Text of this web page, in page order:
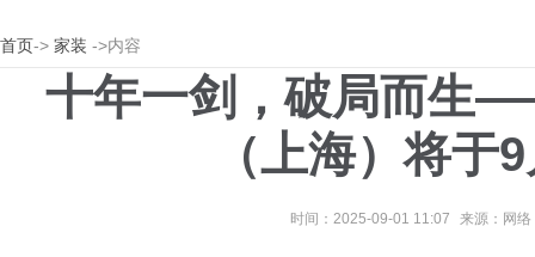
首页-> 家装 ->内容
十年一剑，破局而生
（上海）将于
时间：2025-09-01 11:07 来源：网络